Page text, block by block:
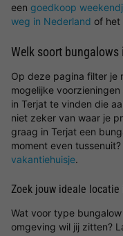
een goedkoop
weg in Nederland of het
Welk soort bungalows
Op deze pagina filter je
mogelijke
in Terjat te vinden die
niet zeker van waar je
graag in Terjat een
moment even
vakantiehuisje.
Zoek jouw ideale
Wat voor type
omgeving wil jij zitten?